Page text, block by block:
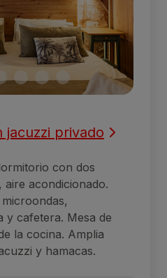
jacuzzi privado
con dos
aire acondicionado.
y cafetera. Mesa de
la cocina. Amplia
y hamacas.